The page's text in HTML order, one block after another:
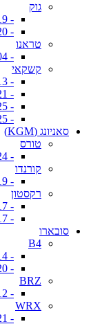
גוק
- 2010-2019
- 2020+
טראנו
- 1993-2004
קשקאי
- 2008-2013
- 2014-2021
- 2022-2025
- 2025+
סאניונג (KGM)
טורס
- 2024+
קורנדו
- 2019+
רקסטון
- 2005-2017
- 2017+
סובארו
B4
- 2009-2014
- 2015-2020
BRZ
- 2012+
WRX
- 2014-2021